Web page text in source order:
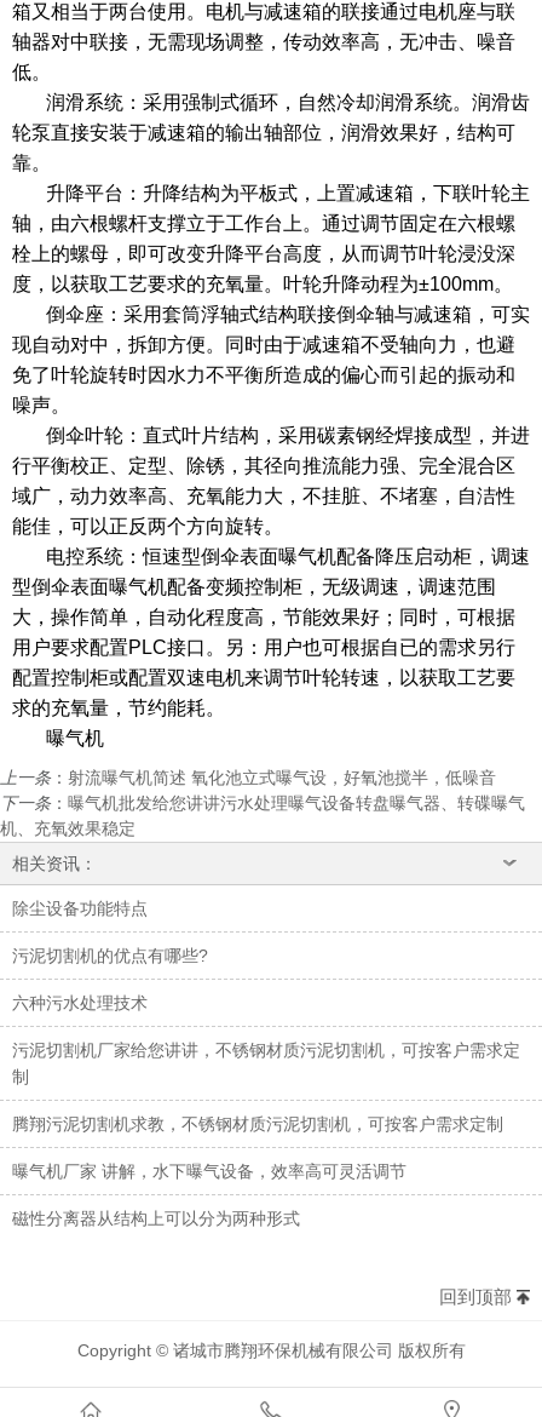
箱又相当于两台使用。电机与减速箱的联接通过电机座与联
轴器对中联接，无需现场调整，传动效率高，无冲击、噪音
低。
润滑系统：采用强制式循环，自然冷却润滑系统。润滑齿
轮泵直接安装于减速箱的输出轴部位，润滑效果好，结构可
靠。
升降平台：升降结构为平板式，上置减速箱，下联叶轮主
轴，由六根螺杆支撑立于工作台上。通过调节固定在六根螺
栓上的螺母，即可改变升降平台高度，从而调节叶轮浸没深
度，以获取工艺要求的充氧量。叶轮升降动程为±100mm。
倒伞座：采用套筒浮轴式结构联接倒伞轴与减速箱，可实
现自动对中，拆卸方便。同时由于减速箱不受轴向力，也避
免了叶轮旋转时因水力不平衡所造成的偏心而引起的振动和
噪声。
倒伞叶轮：直式叶片结构，采用碳素钢经焊接成型，并进
行平衡校正、定型、除锈，其径向推流能力强、完全混合区
域广，动力效率高、充氧能力大，不挂脏、不堵塞，自洁性
能佳，可以正反两个方向旋转。
电控系统：恒速型倒伞表面曝气机配备降压启动柜，调速
型倒伞表面曝气机配备变频控制柜，无级调速，调速范围
大，操作简单，自动化程度高，节能效果好；同时，可根据
用户要求配置PLC接口。另：用户也可根据自已的需求另行
配置控制柜或配置双速电机来调节叶轮转速，以获取工艺要
求的充氧量，节约能耗。
曝气机
上一条： 射流曝气机简述 氧化池立式曝气设，好氧池搅半，低噪音
下一条： 曝气机批发给您讲讲污水处理曝气设备转盘曝气器、转碟曝气
机、充氧效果稳定
相关资讯：
除尘设备功能特点
污泥切割机的优点有哪些?
六种污水处理技术
污泥切割机厂家给您讲讲，不锈钢材质污泥切割机，可按客户需求定
制
腾翔污泥切割机求教，不锈钢材质污泥切割机，可按客户需求定制
曝气机厂家 讲解，水下曝气设备，效率高可灵活调节
磁性分离器从结构上可以分为两种形式
回到顶部
Copyright © 诸城市腾翔环保机械有限公司 版权所有